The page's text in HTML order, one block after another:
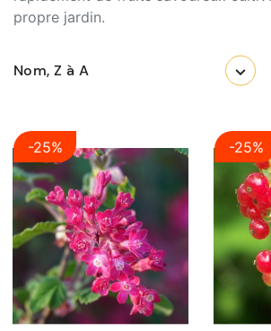
propre jardin.
Nom, Z à A
-25% -25%